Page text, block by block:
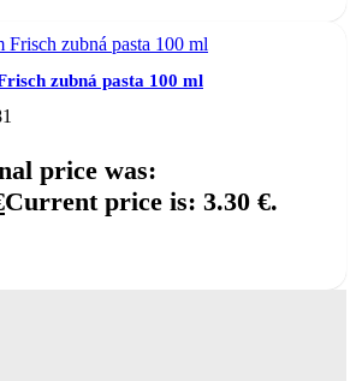
zubná pasta 100 ml
price was:
Current price is: 3.30 €.